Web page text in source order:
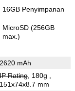
16GB Penyimpanan
MicroSD (256GB
max.)
2620 mAh
IP Rating, 180g
151x74x8.7 mm